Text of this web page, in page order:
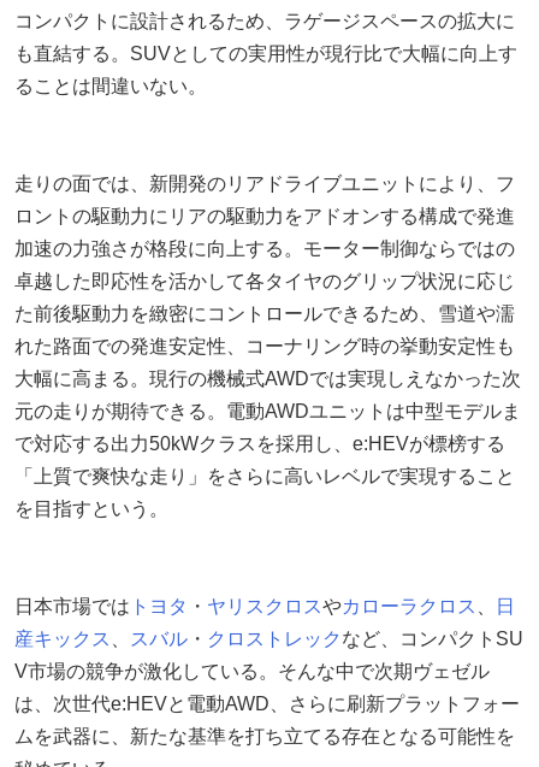
コンパクトに設計されるため、ラゲージスペースの拡大に
も直結する。SUVとしての実用性が現行比で大幅に向上す
ることは間違いない。
走りの面では、新開発のリアドライブユニットにより、フ
ロントの駆動力にリアの駆動力をアドオンする構成で発進
加速の力強さが格段に向上する。モーター制御ならではの
卓越した即応性を活かして各タイヤのグリップ状況に応じ
た前後駆動力を緻密にコントロールできるため、雪道や濡
れた路面での発進安定性、コーナリング時の挙動安定性も
大幅に高まる。現行の機械式AWDでは実現しえなかった次
元の走りが期待できる。電動AWDユニットは中型モデルま
で対応する出力50kWクラスを採用し、e:HEVが標榜する
「上質で爽快な走り」をさらに高いレベルで実現すること
を目指すという。
日本市場では トヨタ ・ ヤリスクロスやカローラクロス
日
産キックス スバル ・ クロストレック など、コンパクトSU
V市場の競争が激化している。そんな中で次期ヴェゼル
は、次世代e:HEVと電動AWD、さらに刷新プラットフォー
ムを武器に、新たな基準を打ち立てる存在となる可能性を